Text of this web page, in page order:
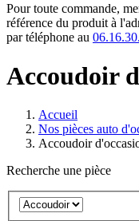
Pour toute commande,
référence du produit à
par téléphone au
Accoudoir
Accueil
Nos pièces auto
Accoudoir
Recherche une pièce